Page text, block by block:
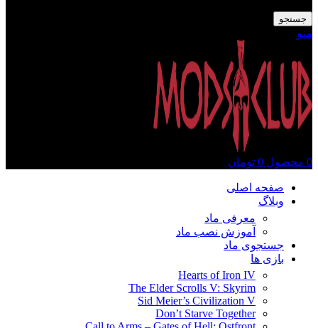
جستجو
منو
0 محصول 0 تومان
صفحه اصلی
وبلاگ
معرفی ماد
آموزش نصب ماد
جستجوی ماد
بازی ها
Hearts of Iron IV
The Elder Scrolls V: Skyrim
Sid Meier’s Civilization V
Don’t Starve Together